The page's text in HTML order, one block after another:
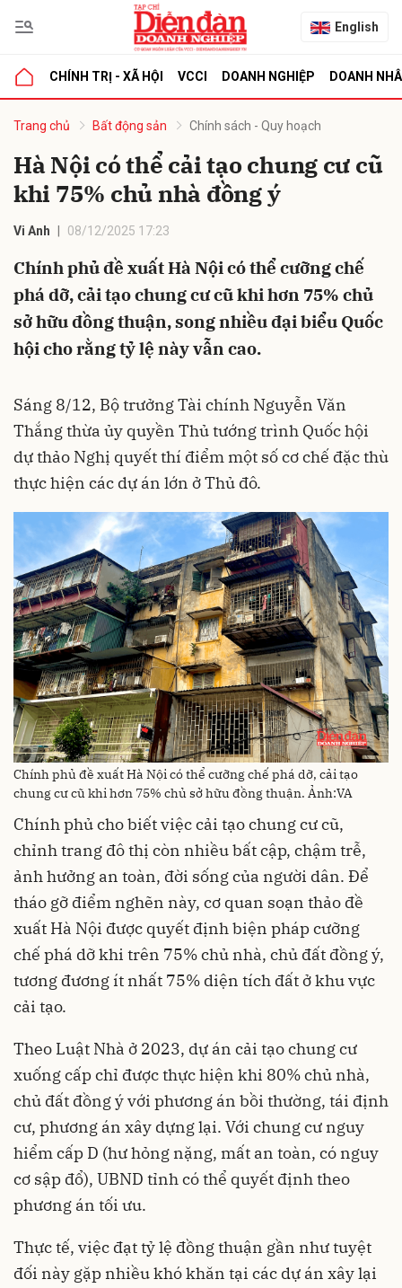
English
CHÍNH TRỊ - XÃ HỘI VCCI DOANH NGHIỆP DOANH
Trang chủ Bất động sản Chính sách - Quy hoạch
Hà Nội có thể cải tạo chung cư cũ
khi 75% chủ nhà đồng ý
Vi Anh 08/12/2025 17:23
Chính phủ đề xuất Hà Nội có thể cưỡng chế
phá dỡ, cải tạo chung cư cũ khi hơn 75% chủ
sở hữu đồng thuận, song nhiều đại biểu Quốc
hội cho rằng tỷ lệ này vẫn cao.
Sáng 8/12, Bộ trưởng Tài chính Nguyễn Văn
Thắng thừa ủy quyền Thủ tướng trình Quốc hội
dự thảo Nghị quyết thí điểm một số cơ chế đặc thù
thực hiện các dự án lớn ở Thủ đô.
Chính phủ đề xuất Hà Nội có thể cưỡng chế phá dỡ, cải tạo
chung cư cũ khi hơn 75% chủ sở hữu đồng thuận. Ảnh:VA
Chính phủ cho biết việc cải tạo chung cư cũ,
chỉnh trang đô thị còn nhiều bất cập, chậm trễ,
ảnh hưởng an toàn, đời sống của người dân. Để
tháo gỡ điểm nghẽn này, cơ quan soạn thảo đề
xuất Hà Nội được quyết định biện pháp cưỡng
chế phá dỡ khi trên 75% chủ nhà, chủ đất đồng ý,
tương đương ít nhất 75% diện tích đất ở khu vực
cải tạo.
Theo Luật Nhà ở 2023, dự án cải tạo chung cư
xuống cấp chỉ được thực hiện khi 80% chủ nhà,
chủ đất đồng ý với phương án bồi thường, tái định
cư, phương án xây dựng lại. Với chung cư nguy
hiểm cấp D (hư hỏng nặng, mất an toàn, có nguy
cơ sập đổ), UBND tỉnh có thể quyết định theo
phương án tối ưu.
Thực tế, việc đạt tỷ lệ đồng thuận gần như tuyệt
đối này gặp nhiều khó khăn tại các dự án xây lại
luận
Hủy